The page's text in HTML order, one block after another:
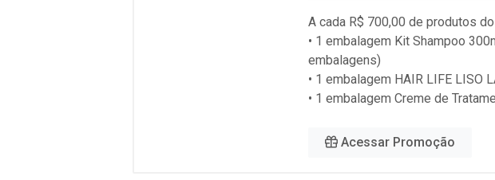
A cada R$ 700,00 de produtos
• 1 embalagem Kit Shampoo
embalagens)
• 1 embalagem HAIR LIFE LISO
• 1 embalagem Creme de
Acessar Promoção